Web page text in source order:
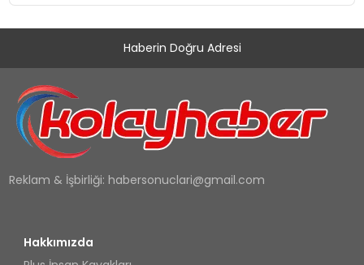
Haberin Doğru Adresi
Reklam & İşbirliği: habersonuclari@gmail.com
Hakkımızda